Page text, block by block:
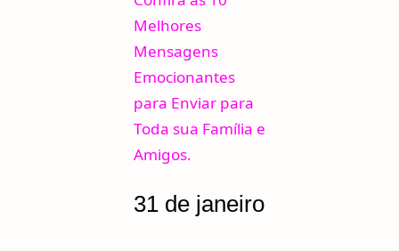
Melhores
Mensagens
Emocionantes
para Enviar para
Toda sua Família e
Amigos.
31 de janeiro